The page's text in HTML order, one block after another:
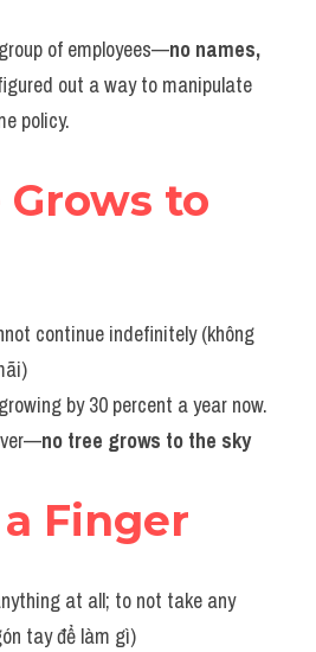
of employees—no names,
out a way to manipulate
policy.
Grows to
continue indefinitely (không
by 30 percent a year now.
no tree grows to the sky
Finger
at all; to not take any
tay để làm gì)